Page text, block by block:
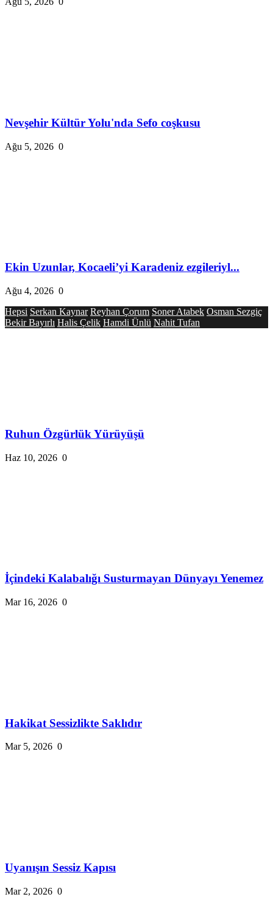
Nevşehir Kültür Yolu'nda Sefo coşkusu
Ağu 5, 2026 0
Ekin Uzunlar, Kocaeli’yi Karadeniz ezgileriyl...
Ağu 4, 2026 0
Hepsi Serkan Kaynar Reyhan Çorum Soner Atabek Osman Sezgiç
Bekir Bayırlı Halis Çelik Hamdi Ünlü Nahit Tufan
Ruhun Özgürlük Yürüyüşü
Haz 10, 2026 0
İçindeki Kalabalığı Susturmayan Dünyayı Yenemez
Mar 16, 2026 0
Hakikat Sessizlikte Saklıdır
Mar 5, 2026 0
Uyanışın Sessiz Kapısı
Mar 2, 2026 0